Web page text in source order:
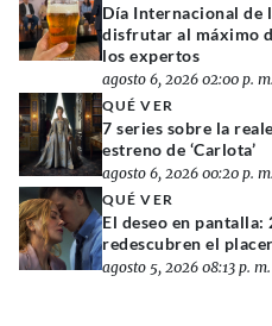
Día Internacional de
disfrutar al máximo
los expertos
agosto 6, 2026 02:00 p. m.
QUÉ VER
7 series sobre la
estreno de ‘Carlota’
agosto 6, 2026 00:20 p. m.
QUÉ VER
El deseo en
redescubren el
agosto 5, 2026 08:13 p. m.